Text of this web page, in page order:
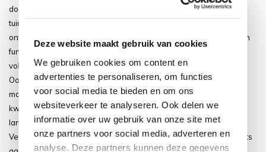
Deze website maakt gebruik van cookies
We gebruiken cookies om content en
advertenties te personaliseren, om functies
voor social media te bieden en om ons
websiteverkeer te analyseren. Ook delen we
informatie over uw gebruik van onze site met
onze partners voor social media, adverteren en
analyse. Deze partners kunnen deze gegevens
doet het bedrijf onder meer met het design van de tuinsets. De
tuinsets zijn op een slimme, fraaie en innovatieve manier
ontworpen. Het merk omschrijft dit zelf bijzonder treffend: Vorm en
functie komen in onze ontwerpen samen. Dat is iets waar wij ons
volledig in kunnen vinden.
Ook weet SUNS echt wat het is om kwalitatieve producten op de
markt te brengen. Ook de tuinsets van dit merk voldoen aan alle
kwaliteitseisen. Zo zijn de tuinsets duurzaam, geniet je van een
lange levensduur en blijven de sets ook lang fraai.
Verder vinden wij het super dat dit merk meerdere soorten tuinsets